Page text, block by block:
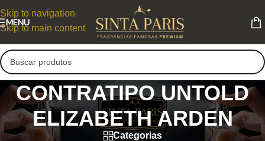
Skip to navigation
Skip to main content
MENU
CONTRATIPO UNTOLD
ELIZABETH ARDEN
Categorias